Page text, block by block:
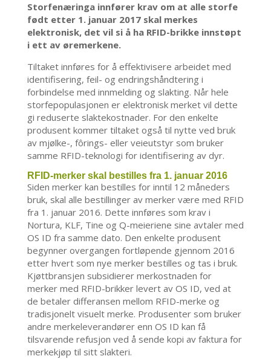
Storfenæringa innfører krav om at alle storfe
født etter 1. januar 2017 skal merkes
elektronisk, det vil si å ha RFID-brikke innstøpt
i ett av øremerkene.
Tiltaket innføres for å effektivisere arbeidet med
identifisering, feil- og endringshåndtering i
forbindelse med innmelding og slakting. Når hele
storfepopulasjonen er elektronisk merket vil dette
gi reduserte slaktekostnader. For den enkelte
produsent kommer tiltaket også til nytte ved bruk
av mjølke-, fôrings- eller veieutstyr som bruker
samme RFID-teknologi for identifisering av dyr.
RFID-merker skal bestilles fra 1. januar 2016
Siden merker kan bestilles for inntil 12 måneders
bruk, skal alle bestillinger av merker være med RFID
fra 1. januar 2016. Dette innføres som krav i
Nortura, KLF, Tine og Q-meieriene sine avtaler med
OS ID fra samme dato. Den enkelte produsent
begynner overgangen fortløpende gjennom 2016
etter hvert som nye merker bestilles og tas i bruk.
Kjøttbransjen subsidierer merkostnaden for
merker med RFID-brikker levert av OS ID, ved at
de betaler differansen mellom RFID-merke og
tradisjonelt visuelt merke. Produsenter som bruker
andre merkeleverandører enn OS ID kan få
tilsvarende refusjon ved å sende kopi av faktura for
merkekjøp til sitt slakteri.